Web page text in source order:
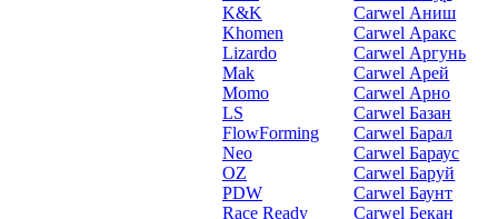
K&K
Khomen
Lizardo
Mak
Momo
LS
FlowForming
Neo
OZ
PDW
Race Ready
Carwel Аниш
Carwel Аракс
Carwel Аргунь
Carwel Арей
Carwel Арно
Carwel Базан
Carwel Барал
Carwel Бараус
Carwel Баруй
Carwel Баунт
Carwel Бекан